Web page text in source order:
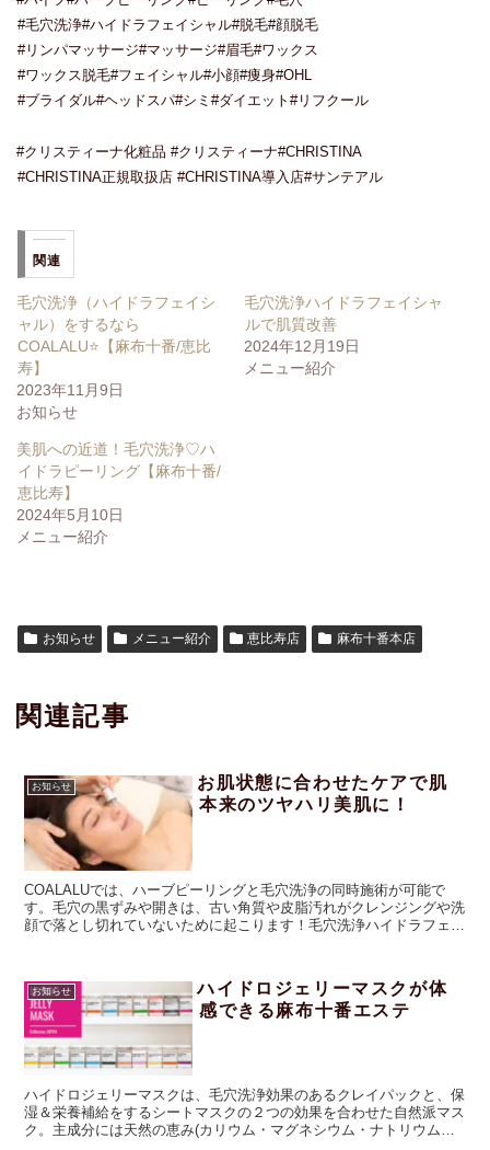
#毛穴洗浄#ハイドラフェイシャル#脱毛#顔脱毛
#リンパマッサージ#マッサージ#眉毛#ワックス
#ワックス脱毛#フェイシャル#小顔#痩身#OHL
#ブライダル#ヘッドスパ#シミ#ダイエット#リフクール
#クリスティーナ化粧品 #クリスティーナ#CHRISTINA
#CHRISTINA正規取扱店 #CHRISTINA導入店#サンテアル
関連
毛穴洗浄（ハイドラフェイシ
ャル）をするなら
COALALU⭐️【麻布十番/恵比
寿】
2023年11月9日
お知らせ
毛穴洗浄ハイドラフェイシャ
ルで肌質改善
2024年12月19日
メニュー紹介
美肌への近道！毛穴洗浄♡ハ
イドラピーリング【麻布十番/
恵比寿】
2024年5月10日
メニュー紹介
お知らせ メニュー紹介 恵比寿店 麻布十番本店
関連記事
お知らせ
お肌状態に合わせたケアで肌
本来のツヤハリ美肌に！
COALALUでは、ハーブピーリングと毛穴洗浄の同時施術が可能で
す。毛穴の黒ずみや開きは、古い角質や皮脂汚れがクレンジングや洗
顔で落とし切れていないために起こります！毛穴洗浄ハイドラフェイ
る・低下しているターンオーバーを引き上げることでお肌悩みを根本
から解決！ハーブピーリングの肌再生を促すアマロスのハーブピーリ
ングでくすみのない肌本来のハリツヤ美肌に仕上がります。
お知らせ
ハイドロジェリーマスクが体
感できる麻布十番エステ
ハイドロジェリーマスクは、毛穴洗浄効果のあるクレイパックと、保
湿＆栄養補給をするシートマスクの２つの効果を合わせた自然派マス
ク。主成分には天然の恵み(カリウム・マグネシウム・ナトリウムな